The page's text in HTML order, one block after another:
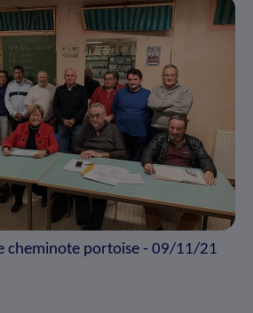
cheminote portoise - 09/11/21